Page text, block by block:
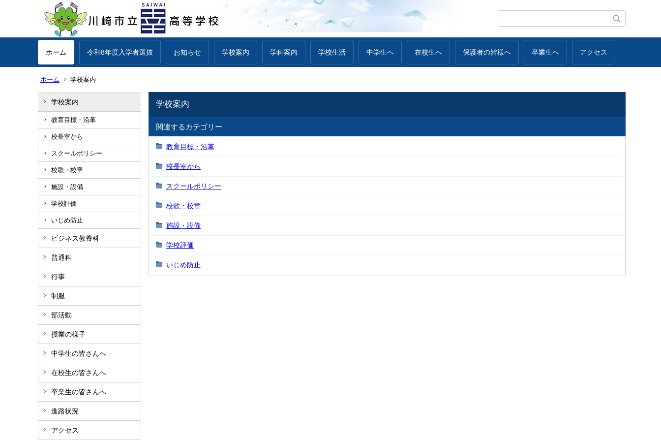
ホーム 令和8年度入学者選抜 お知らせ 学校案内 学科案内 学校生活 中学生へ 在校生へ 保護者の皆様へ 卒業生へ アクセス
ホーム 学校案内
学校案内
教育目標・沿革
校長室から
スクールポリシー
校歌・校章
施設・設備
学校評価
いじめ防止
ビジネス教養科
普通科
行事
制服
部活動
授業の様子
中学生の皆さんへ
在校生の皆さんへ
卒業生の皆さんへ
進路状況
アクセス
学校案内
関連するカテゴリー
教育目標・沿革
校長室から
スクールポリシー
校歌・校章
施設・設備
学校評価
いじめ防止